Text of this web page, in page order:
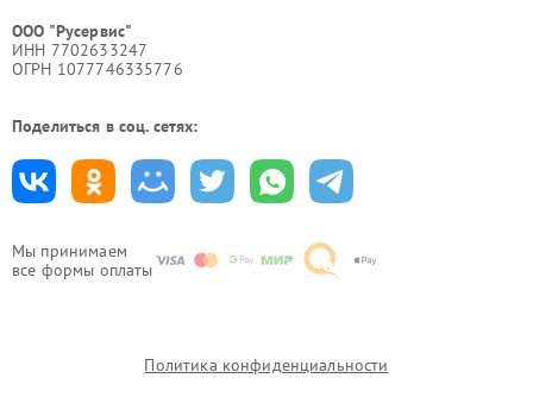
Мы принимаем
все формы оплаты
ООО "Русервис"
ИНН 7702633247
ОГРН 1077746335776
Поделиться в соц. сетях:
Политика конфиденциальности